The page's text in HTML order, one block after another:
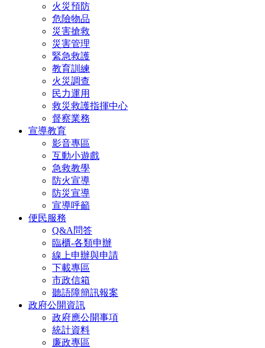
火災預防
危險物品
災害搶救
災害管理
緊急救護
教育訓練
火災調查
民力運用
救災救護指揮中心
督察業務
宣導教育
影音專區
互動小遊戲
急救教學
防火宣導
防災宣導
宣導呼籲
便民服務
Q&A問答
臨櫃-各類申辦
線上申辦與申請
下載專區
市政信箱
聽語障簡訊報案
政府公開資訊
政府應公開事項
統計資料
廉政專區